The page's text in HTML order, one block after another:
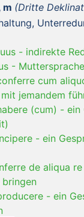
m (Dritte
- indirekte
- Muttersprache
cum
jemandem
(cum) - ein
- ein
de aliqua re
- ein